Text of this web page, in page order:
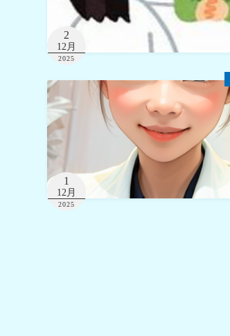
2
12月
2025
1
12月
2025